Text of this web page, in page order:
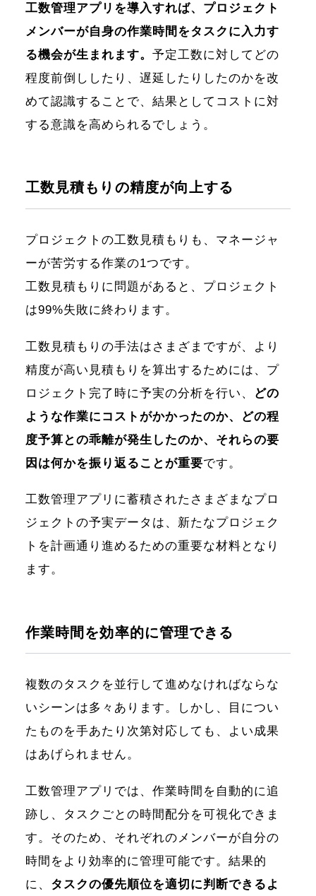
工数管理アプリを導入すれば、プロジェクト
メンバーが自身の作業時間をタスクに入力す
る機会が生まれます。 予定工数に対してどの
程度前倒ししたり、遅延したりしたのかを改
めて認識することで、結果としてコストに対
する意識を高められるでしょう。
工数見積もりの精度が向上する
プロジェクトの工数見積もりも、マネージャ
ーが苦労する作業の1つです。
工数見積もりに問題があると、プロジェクト
は99%失敗に終わります。
工数見積もりの手法はさまざまですが、より
精度が高い見積もりを算出するためには、プ
ロジェクト完了時に予実の分析を行い、
どの
ような作業にコストがかかったのか、どの程
度予算との乖離が発生したのか、それらの要
因は何かを振り返ることが重要です。
工数管理アプリに蓄積されたさまざまなプロ
ジェクトの予実データは、新たなプロジェク
トを計画通り進めるための重要な材料となり
ます。
作業時間を効率的に管理できる
複数のタスクを並行して進めなければならな
いシーンは多々あります。しかし、目につい
たものを手あたり次第対応しても、よい成果
はあげられません。
工数管理アプリでは、作業時間を自動的に追
跡し、タスクごとの時間配分を可視化できま
す。そのため、それぞれのメンバーが自分の
時間をより効率的に管理可能です。結果的
に、 タスクの優先順位を適切に判断できるよ